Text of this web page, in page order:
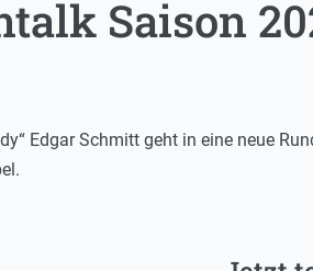
Saison
Edgar Schmitt geht in eine neue